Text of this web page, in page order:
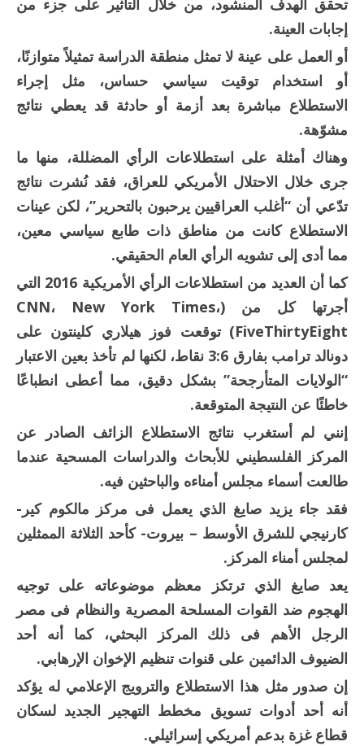
تحقق الهدف المنشود، من خلال التأثير على جزء من
إجابات العينة.
أو العمل على عينة لا تمثل منطقة الدراسة تمثيلاً متوازنًا،
أو استخدام توقيت سياسي حساس، مثل إجراء
الاستطلاع مباشرة بعد أزمة أو حادثة قد يعطي نتائج
مشوّهة.
وهناك أمثلة على استطلاعات الرأي المضللة، منها ما
جرى خلال الاحتلال الأمريكي للعراق، فقد نُشرت نتائج
تدّعي أن “أغلب العراقيين يرحبون بالتحرير”، لكن عينات
الاستطلاع كانت من مناطق ذات طابع سياسي معين،
مما أدى إلى تشويه الرأي العام الحقيقي.
كما أن العديد من استطلاعات الرأي الأمريكية 2016 التي
أجرتها كل من (CNN، New York Times،
FiveThirtyEight) توقعت فوز هيلاري كلينتون على
دونالد ترامب بفارق 3:6 نقاط، لكنها لم تأخذ بعين الاعتبار
“الولايات المتأرجحة” بشكل دقيق، مما أعطى انطباعًا
خاطئًا عن النتيجة المتوقعة.
إنني لم أستغرب نتائج الاستطلاع الزائف الصادر عن
المركز الفلسطيني للأبحاث والدراسات المسحية عندما
طالعت أسماء مجلس أمناءه والباحثين فيه.
فقد جاء يزيد صايغ الذي يعمل فى مركز مالكوم كير-
كارنيجي للشرق الأوسط – بيروت- كأحد الثلاثة الممثلين
لمجلس أمناء المركز.
يعد صايغ الذي ترتكز معظم موضوعاته على توجيه
الهجوم ضد القوات المسلحة المصرية والنظام فى مصر
الرجل الأهم فى ذلك المركز البحثي، كما أنه أحد
الضيوف الدائمين على قنوات تنظيم الإخوان الإرهابي.
إن صدور مثل هذا الاستطلاع والترويج الإعلامي له يؤكد
أنه أحد أدوات تسويق مخطط التهجير الجديد لسكان
قطاع غزة بدعم أمريكي إسرائيلي.